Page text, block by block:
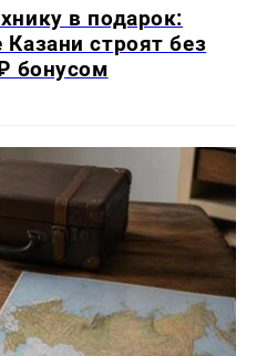
в подарок:
строят без
бонусом